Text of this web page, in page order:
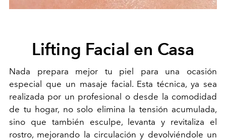
Lifting Facial en Casa
Nada prepara mejor tu piel para una ocasión
especial que un masaje facial. Esta técnica, ya sea
realizada por un profesional o desde la comodidad
de tu hogar, no solo elimina la tensión acumulada,
sino que también esculpe, levanta y revitaliza el
rostro, mejorando la circulación y devolviéndole un